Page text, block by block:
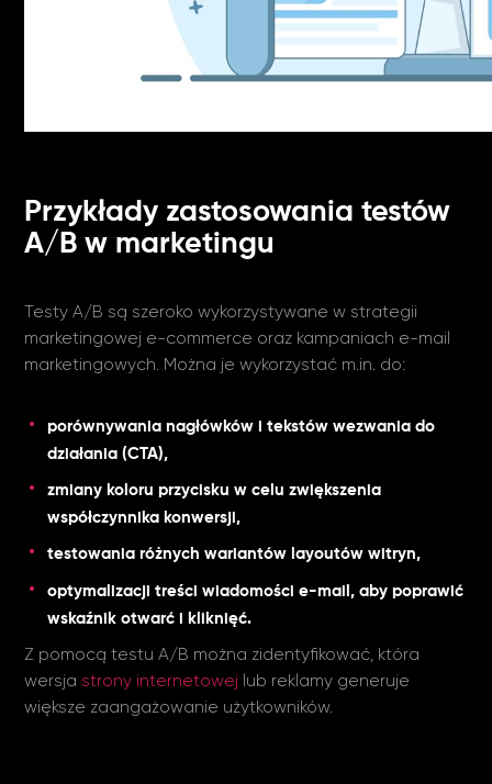
Przykłady zastosowania testów
A/B w marketingu
Testy A/B są szeroko wykorzystywane w strategii
marketingowej e-commerce oraz kampaniach e-mail
marketingowych. Można je wykorzystać m.in. do:
porównywania nagłówków i tekstów wezwania do
działania (CTA),
zmiany koloru przycisku w celu zwiększenia
współczynnika konwersji,
testowania różnych wariantów layoutów witryn,
optymalizacji treści wiadomości e-mail, aby poprawić
wskaźnik otwarć i kliknięć.
Z pomocą testu A/B można zidentyfikować, która
wersja strony internetowej lub reklamy generuje
większe zaangażowanie użytkowników.